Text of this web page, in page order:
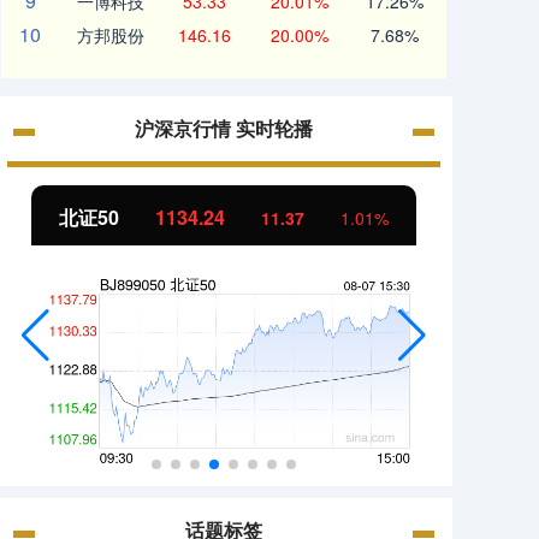
10 方邦股份 146.16 20.00% 7.68%
沪深京行情 实时轮播
北证50 1134.24 11.37 1.01%
话题标签